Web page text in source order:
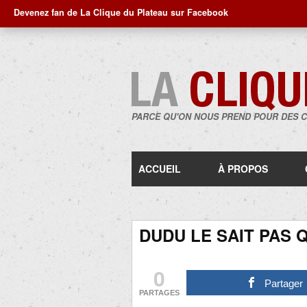
Devenez fan de La Clique du Plateau sur Facebook
PARCE QU'ON NOUS PREND POUR DES
ACCUEIL À PROPOS
DUDU LE SAIT PAS
0
PARTAGES
Partager